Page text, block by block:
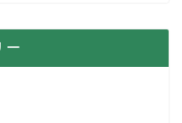
ー